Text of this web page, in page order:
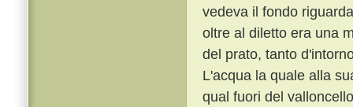
vedeva il fondo
oltre al diletto era una
del prato, tanto
L'acqua la quale alla
qual fuori del